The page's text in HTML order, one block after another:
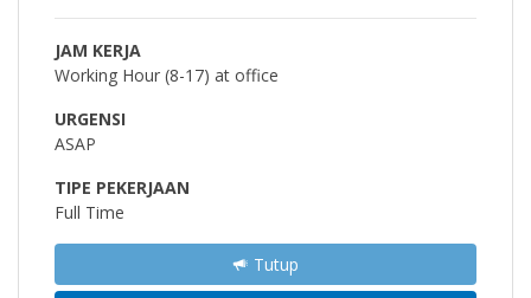
JAM KERJA
Working Hour (8-17) at office
URGENSI
ASAP
TIPE PEKERJAAN
Full Time
Tutup